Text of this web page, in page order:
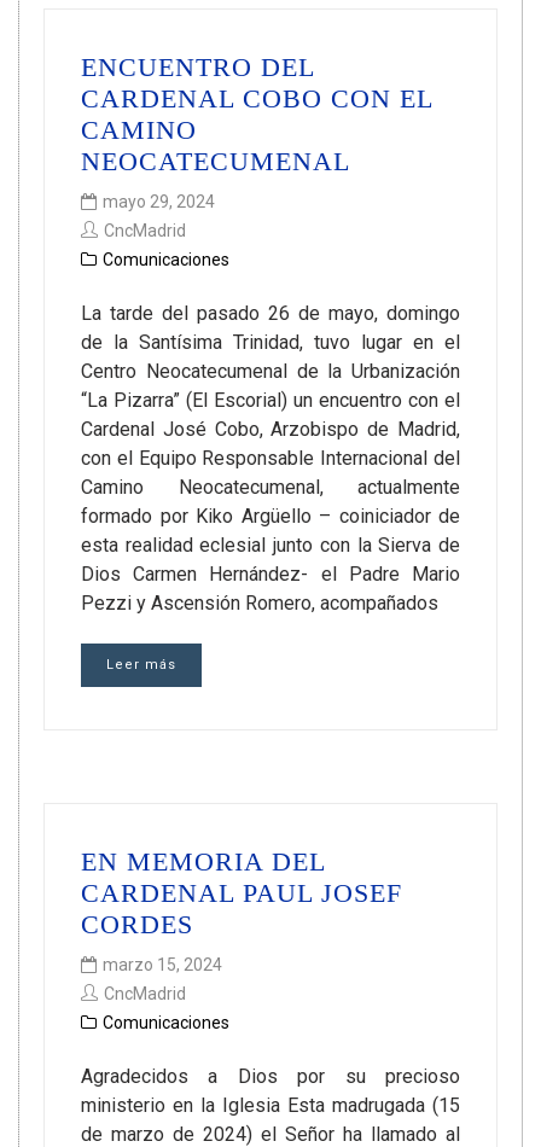
ENCUENTRO DEL
CARDENAL COBO CON EL
CAMINO
NEOCATECUMENAL
mayo 29, 2024
CncMadrid
Comunicaciones
La tarde del pasado 26 de mayo, domingo
de la Santísima Trinidad, tuvo lugar en el
Centro Neocatecumenal de la Urbanización
“La Pizarra” (El Escorial) un encuentro con el
Cardenal José Cobo, Arzobispo de Madrid,
con el Equipo Responsable Internacional del
Camino Neocatecumenal, actualmente
formado por Kiko Argüello – coiniciador de
esta realidad eclesial junto con la Sierva de
Dios Carmen Hernández- el Padre Mario
Pezzi y Ascensión Romero, acompañados
Leer más
EN MEMORIA DEL
CARDENAL PAUL JOSEF
CORDES
marzo 15, 2024
CncMadrid
Comunicaciones
Agradecidos a Dios por su precioso
ministerio en la Iglesia Esta madrugada (15
de marzo de 2024) el Señor ha llamado al